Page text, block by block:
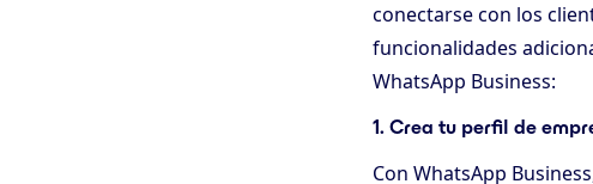
conectarse con los
funcionalidades
WhatsApp Business:
1. Crea tu perfil de
Con WhatsApp